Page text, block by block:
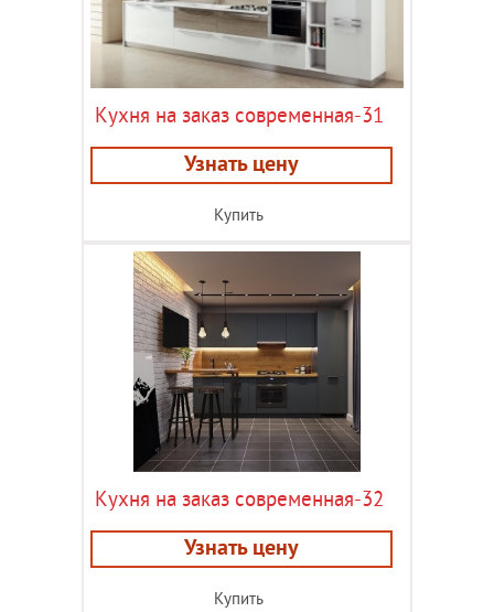
Кухня на заказ современная-31
Узнать цену
Купить
Кухня на заказ современная-32
Узнать цену
Купить